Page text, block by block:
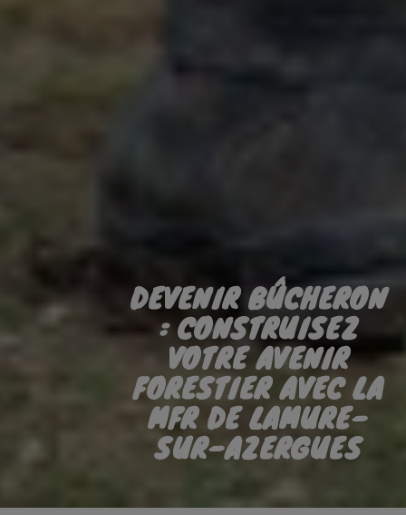
DEVENIR BÛCHERON
: CONSTRUISEZ
VOTRE AVENIR
FORESTIER AVEC LA
MFR DE LAMURE-
SUR-AZERGUES